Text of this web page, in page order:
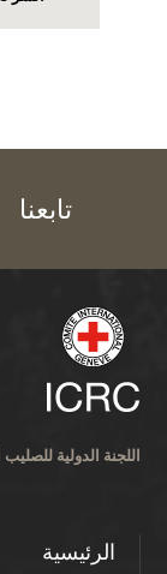
تابعنا
اللجنة الدولية للصليب
الرئيسية